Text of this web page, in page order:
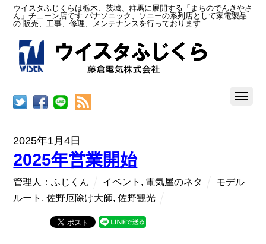
ウイスタふじくらは栃木、茨城、群馬に展開する「まちのでんきやさ
ん」チェーン店です パナソニック、ソニーの系列店として家電製品
の 販売、工事、修理、メンテナンスを行っております
2025年1月4日
2025年営業開始
管理人：ふじくん イベント , 電気屋のネタ
モデル
ルート ,佐野厄除け大師,佐野観光